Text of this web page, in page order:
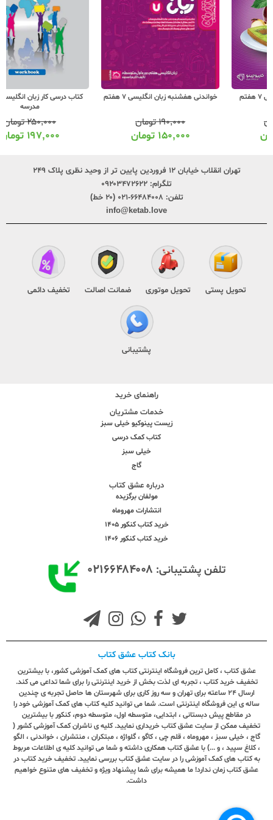
خواندنی هفشنبه زبان انگلیسی 7 هفتم
تومان
تومان
کتاب درسی کار زبان انگلیسی 7 هفتم
تومان
تومان
تهران انقلاب خیابان ۱۲ فروردین پایین تر از وحید نظری پلاک ۲۴۹
تلگرام: ۰۹۲۰۳۴۷۲۶۲۲
تلفن: ۶۶۴۸۴۰۰۸-۰۲۱ (۲۰ خط)
info@ketab.love
تحویل پستی تحویل موتوری ضمانت اصالت تخفیف دائمی
پشتیبانی
راهنمای خرید
خدمات مشتریان
زیست پینوکیو خیلی سبز
کتاب کمک درسی
خیلی سبز
گاج
درباره عشق کتاب
مولفان برگزیده
انتشارات مهروماه
خرید کتاب کنکور 1405
خرید کتاب کنکور 1406
تلفن پشتیبانی: ۰۲۱۶۶۴۸۴۰۰۸
بانک کتاب عشق کتاب
عشق کتاب ، کامل ترین فروشگاه اینترنتی کتاب های کمک آموزشی کشور، با بیشترین
تخفیف خرید کتاب ، تجربه ای لذت بخش از خرید اینترنتی را برای شما تداعی می کند.
ارسال ٢٤ ساعته برای تهران و سه روز کاری برای شهرستان ها حاصل تجربه ی چندین
ساله ی این فروشگاه اینترنتی است. شما می توانید کلیه کتاب های کمک آموزشی خود را
در مقاطع پیش دبستانی ، ابتدایی، متوسطه اول، متوسطه دوم، کنکور با بیشترین
تخفیف ممکن از سایت عشق کتاب خریداری نمایید. کلیه ی ناشران کمک آموزشی کشور (
گاج ، خیلی سبز ، مهروماه ، قلم چی ، کاگو ، گلواژه ، مبتکران ، منتشران ، خواندنی ، الگو
، کلاغ سپید ، و ...) با عشق کتاب همکاری داشته و شما می توانید کلیه ی اطلاعات مربوط
به کتاب های کمک آموزشی را در سایت عشق کتاب بررسی نمایید. تخفیف خرید کتاب در
عشق کتاب زمان ندارد! ما همیشه برای شما پیشنهاد ویژه و تخفیف های متنوع خواهیم
داشت.